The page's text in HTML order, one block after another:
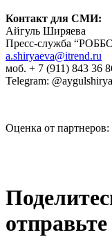
Контакт для СМИ:
Айгуль Ширяева
Пресс-служба
a.shiryaeva@itrend.ru
моб. + 7 (911) 843 36
Telegram:
Оценка от